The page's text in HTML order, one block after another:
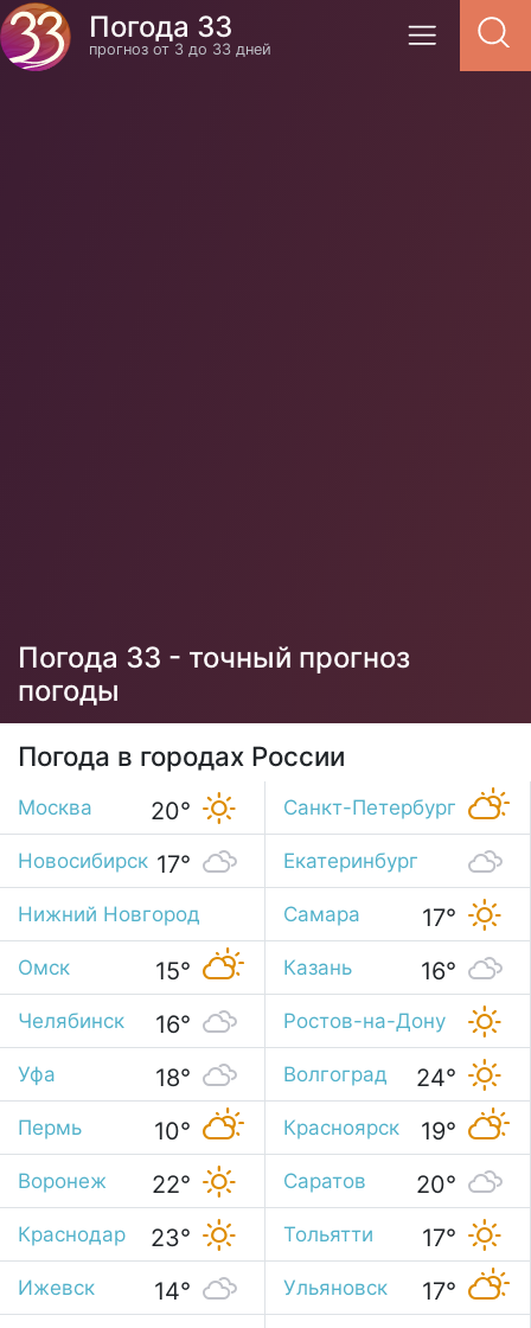
Погода 33
прогноз от 3 до 33 дней
Погода 33 - точный прогноз
погоды
Погода в городах России
Москва 20° Санкт-Петербург
16°
Новосибирск 17° Екатеринбург
13°
Нижний Новгород
20°
Самара 17°
Омск 15° Казань 16°
Челябинск 16° Ростов-на-Дону
25°
Уфа 18° Волгоград 24°
Пермь 10° Красноярск 19°
Воронеж 22° Саратов 20°
Краснодар 23° Тольятти 17°
Ижевск 14° Ульяновск 17°